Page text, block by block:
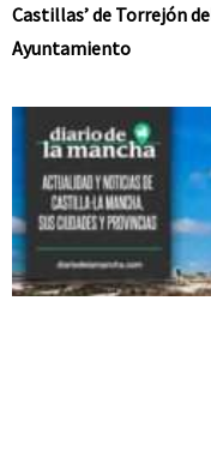
Castillas’ de Torrejón
Ayuntamiento